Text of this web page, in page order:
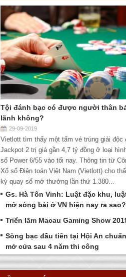
Tội đánh bạc có được người thân
lãnh không?
29-09-2019
Vietlott tìm thấy một tấm vé trúng giải độc
Jackpot 2 trị giá gần 4,7 tỷ đồng ở loại
số Power 6/55 vào tối nay. Thông tin từ
Xổ số Điện toán Việt Nam (Vietlott) cho
kỳ quay số mở thưởng lần thứ 1.380...
Gs. Hà Tôn Vinh: Luật đặc khu,
mở sòng bài ở VN hiện nay ra sao?
Triển lãm Macau Gaming Show
Sòng bạc đầu tiên tại Hội An
mở cửa sau 4 năm thi công